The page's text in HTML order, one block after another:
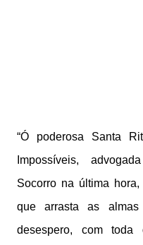
“Ó poderosa Santa
Impossíveis,
Socorro na última
que arrasta as
desespero, com toda